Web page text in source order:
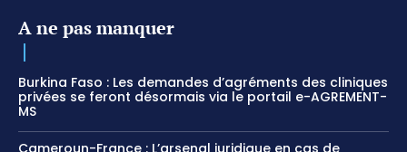
A ne pas manquer
Burkina Faso : Les demandes d’agréments des cliniques
privées se feront désormais via le portail e-AGREMENT-
MS